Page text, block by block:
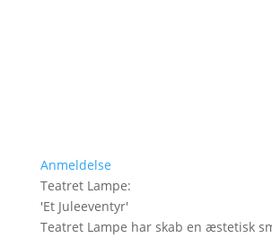
Anmeldelse
Teatret Lampe:
'Et Juleeventyr'
Teatret Lampe har skab en æstetisk